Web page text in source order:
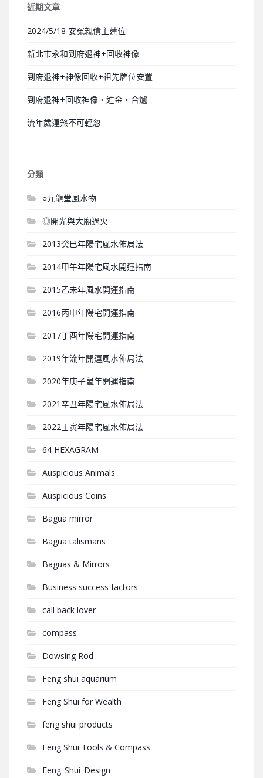
近期文章
2024/5/18 安冤親債主蓮位
新北市永和到府退神+回收神像
到府退神+神像回收+祖先牌位安置
到府退神+回收神像‧進金‧合爐
流年歲運煞不可輕忽
分類
○九龍堂風水物
◎開光與大廟過火
2013癸巳年陽宅風水佈局法
2014甲午年陽宅風水開運指南
2015乙未年風水開運指南
2016丙申年陽宅開運指南
2017丁酉年陽宅開運指南
2019年流年開運風水佈局法
2020年庚子鼠年開運指南
2021辛丑年陽宅風水佈局法
2022壬寅年陽宅風水佈局法
64 HEXAGRAM
Auspicious Animals
Auspicious Coins
Bagua mirror
Bagua talismans
Baguas & Mirrors
Business success factors
call back lover
compass
Dowsing Rod
Feng shui aquarium
Feng Shui for Wealth
feng shui products
Feng Shui Tools & Compass
Feng_Shui_Design